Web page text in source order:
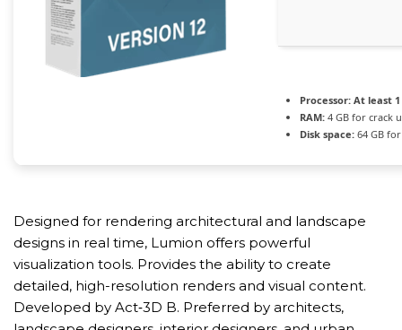
Processor: At least 1
RAM: 4 GB for crack
Disk space: 64 GB
Designed for rendering architectural and landscape
designs in real time, Lumion offers powerful
visualization tools. Provides the ability to create
detailed, high-resolution renders and visual content.
Developed by Act‑3D B. Preferred by architects,